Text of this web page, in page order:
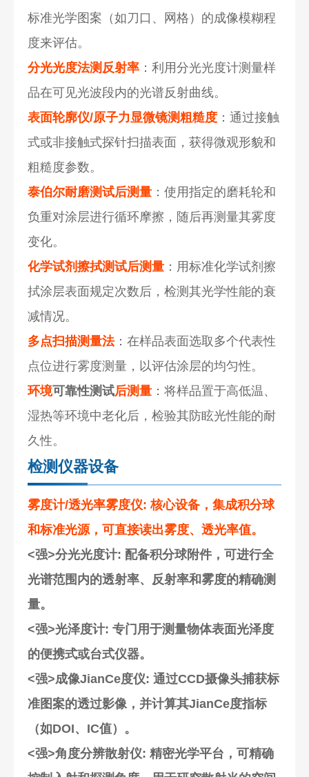
标准光学图案（如刀口、网格）的成像模糊程
度来评估。
分光光度法测反射率 ：利用分光光度计测量样
品在可见光波段内的光谱反射曲线。
表面轮廓仪/原子力显微镜测粗糙度 ：通过接触
式或非接触式探针扫描表面，获得微观形貌和
粗糙度参数。
泰伯尔耐磨测试后测量 ：使用指定的磨耗轮和
负重对涂层进行循环摩擦，随后再测量其雾度
变化。
化学试剂擦拭测试后测量 ：用标准化学试剂擦
拭涂层表面规定次数后，检测其光学性能的衰
减情况。
多点扫描测量法：在样品表面选取多个代表性
点位进行雾度测量，以评估涂层的均匀性。
环境可靠性测试后测量 ：将样品置于高低温、
湿热等环境中老化后，检验其防眩光性能的耐
久性。
检测仪器设备
雾度计/透光率雾度仪: 核心设备，集成积分球
和标准光源，可直接读出雾度、透光率值。
<强>分光光度计: 配备积分球附件，可进行全
光谱范围内的透射率、反射率和雾度的精确测
量。
<强>光泽度计: 专门用于测量物体表面光泽度
的便携式或台式仪器。
<强>成像JianCe度仪: 通过CCD摄像头捕获标
准图案的透过影像，并计算其JianCe度指标
（如DOI、IC值）。
<强>角度分辨散射仪: 精密光学平台，可精确